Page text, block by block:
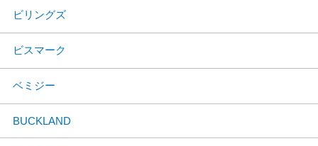
ビリングズ
ビスマーク
ベミジー
BUCKLAND